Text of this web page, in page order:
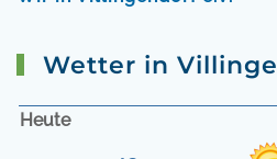
Wetter in
Heute